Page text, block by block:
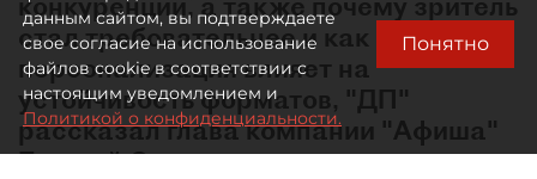
стал требовательнее и как
персонализация влияет на
устойчивость форматов, "ДП"
рассказал глава компании "Афиша"
Евгений Сидоров.
данным сайтом, вы подтверждаете
свое согласие на использование
файлов cookie в соответствии с
настоящим уведомлением и
Политикой о конфиденциальности.
Понятно